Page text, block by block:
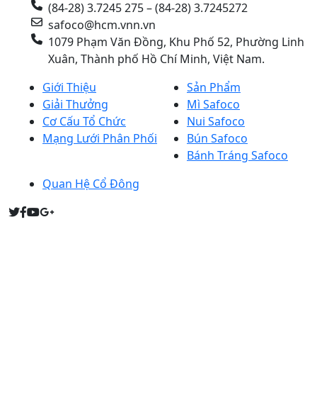
(84-28) 3.7245 275 – (84-28) 3.7245272
safoco@hcm.vnn.vn
1079 Phạm Văn Đồng, Khu Phố 52, Phường Linh
Xuân, Thành phố Hồ Chí Minh, Việt Nam.
Giới Thiệu
Giải Thưởng
Cơ Cấu Tổ Chức
Mạng Lưới Phân Phối
Sản Phẩm
Mì Safoco
Nui Safoco
Bún Safoco
Bánh Tráng Safoco
Quan Hệ Cổ Đông